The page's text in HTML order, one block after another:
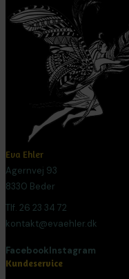
Eva Ehler
Agernvej 93
8330 Beder
Tlf. 26 23 34 72
kontakt@evaehler.dk
FacebookInstagram
Kundeservice